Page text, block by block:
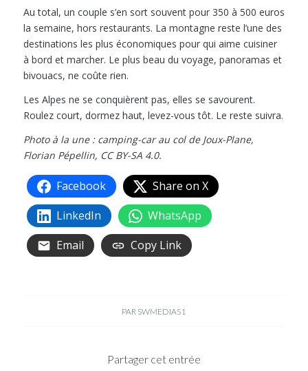
Au total, un couple s’en sort souvent pour 350 à 500 euros
la semaine, hors restaurants. La montagne reste l’une des
destinations les plus économiques pour qui aime cuisiner
à bord et marcher. Le plus beau du voyage, panoramas et
bivouacs, ne coûte rien.
Les Alpes ne se conquièrent pas, elles se savourent.
Roulez court, dormez haut, levez-vous tôt. Le reste suivra.
Photo à la une : camping-car au col de Joux-Plane,
Florian Pépellin, CC BY-SA 4.0.
Facebook
Share on X
LinkedIn
WhatsApp
Email
Copy Link
PAR SWMEDIAS1
Partager cet entrée